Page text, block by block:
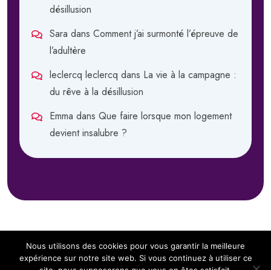
désillusion
Sara dans Comment j’ai surmonté l’épreuve de
l’adultère
leclercq leclercq dans La vie à la campagne :
du rêve à la désillusion
Emma dans Que faire lorsque mon logement
devient insalubre ?
Nous utilisons des cookies pour vous garantir la meilleure
expérience sur notre site web. Si vous continuez à utiliser ce